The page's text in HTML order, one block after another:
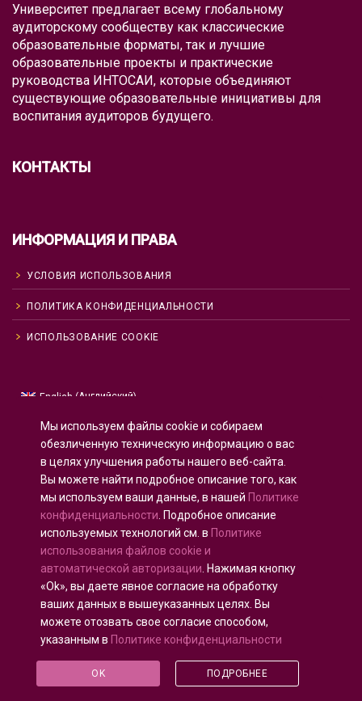
Университет предлагает всему глобальному
аудиторскому сообществу как классические
образовательные форматы, так и лучшие
образовательные проекты и практические
руководства ИНТОСАИ, которые объединяют
существующие образовательные инициативы для
воспитания аудиторов будущего.
КОНТАКТЫ
ИНФОРМАЦИЯ И ПРАВА
УСЛОВИЯ ИСПОЛЬЗОВАНИЯ
ПОЛИТИКА КОНФИДЕНЦИАЛЬНОСТИ
ИСПОЛЬЗОВАНИЕ COOKIE
English (Английский)
Русский
Español(Испанский)
Français( Французский )
Немецкий
العربية( Арабский )
Português(Португальский, Португалия )
Все права защищены © 2020 - 2025 U-INTOSAI
Цифровой университет для сообщества ИНТОСАИ
Счетная палата Российской Федерации
ФКУ
«ЦЭАИТ СП»
Мы используем файлы cookie и собираем
обезличенную техническую информацию о вас
в целях улучшения работы нашего веб-сайта.
Вы можете найти подробное описание того, как
мы используем ваши данные, в нашей Политике
конфиденциальности . Подробное описание
используемых технологий см. в Политике
использования файлов cookie и
автоматической авторизации . Нажимая кнопку
«Ok», вы даете явное согласие на обработку
ваших данных в вышеуказанных целях. Вы
можете отозвать свое согласие способом,
указанным в Политике конфиденциальности
OK ПОДРОБНЕЕ